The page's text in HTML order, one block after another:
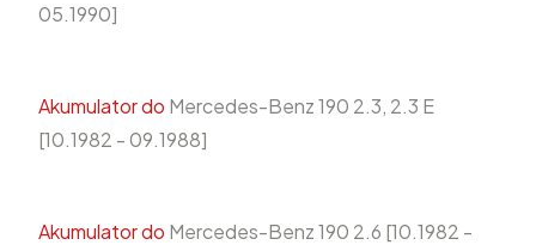
05.1990]
Akumulator do Mercedes-Benz 190 2.3, 2.3 E
[10.1982 - 09.1988]
Akumulator do Mercedes-Benz 190 2.6 [10.1982 -